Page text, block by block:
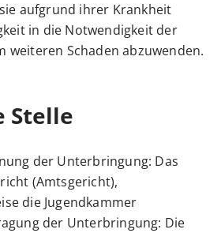
aufgrund ihrer Krankheit
in die Notwendigkeit der
weiteren Schaden abzuwenden.
Stelle
der Unterbringung: Das
(Amtsgericht),
die Jugendkammer
der Unterbringung: Die